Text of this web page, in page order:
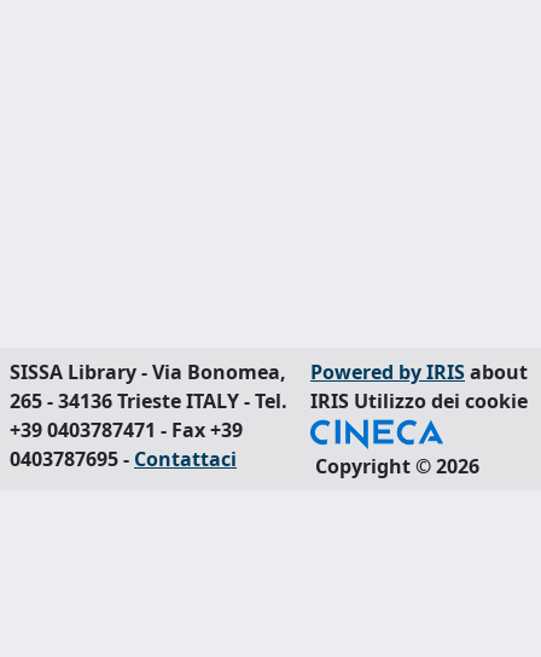
SISSA Library - Via Bonomea,
265 - 34136 Trieste ITALY - Tel.
+39 0403787471 - Fax +39
0403787695 - Contattaci
Powered by IRISabout
IRIS Utilizzo dei cookie
Copyright © 2026